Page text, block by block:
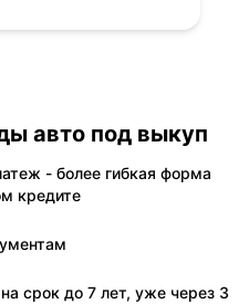
авто под выкуп
- более гибкая форма
кредите
срок до 7 лет, уже через 3